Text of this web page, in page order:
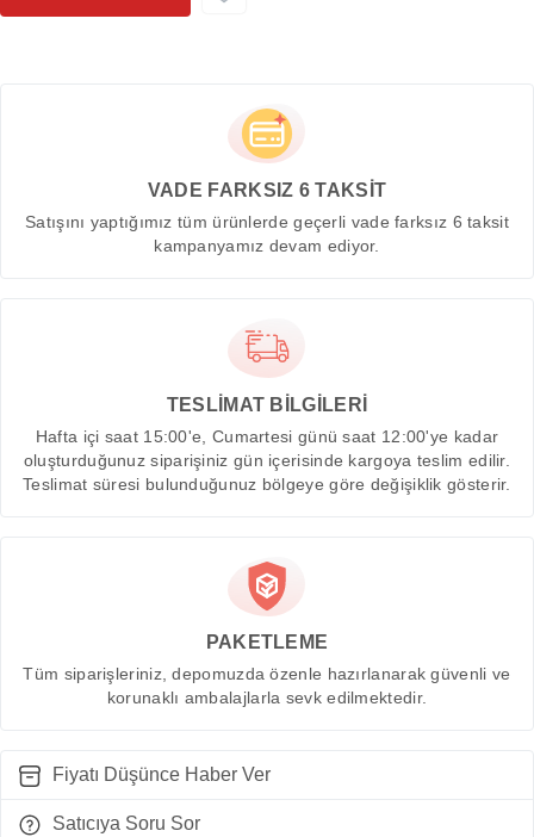
VADE FARKSIZ 6 TAKSİT
Satışını yaptığımız tüm ürünlerde geçerli vade farksız 6 taksit
kampanyamız devam ediyor.
TESLİMAT BİLGİLERİ
Hafta içi saat 15:00'e, Cumartesi günü saat 12:00'ye kadar
oluşturduğunuz siparişiniz gün içerisinde kargoya teslim edilir.
Teslimat süresi bulunduğunuz bölgeye göre değişiklik gösterir.
PAKETLEME
Tüm siparişleriniz, depomuzda özenle hazırlanarak güvenli ve
korunaklı ambalajlarla sevk edilmektedir.
Fiyatı Düşünce Haber Ver
Satıcıya Soru Sor